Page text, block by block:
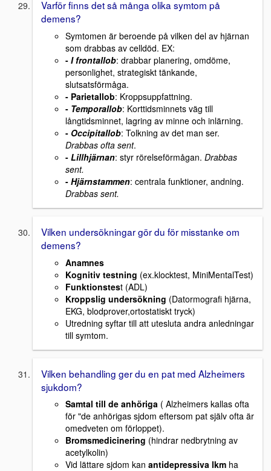
Varför finns det så många olika symtom på
demens?
Symtomen är beroende på vilken del av hjärnan
som drabbas av celldöd. EX:
- Ifrontallob: drabbar planering, omdöme,
personlighet, strategiskt tänkande,
slutsatsförmåga.
- Parietallob: Kroppsuppfattning.
- Temporallob: Korttidsminnets väg till
långtidsminnet, lagring av minne och inlärning.
- Occipitallob: Tolkning av det man ser.
Drabbas ofta sent.
- Lillhjärnan: styr rörelseförmågan. Drabbas
sent.
- Hjärnstammen: centrala funktioner, andning.
Drabbas sent.
Vilken undersökningar gör du för misstanke om
demens?
Anamnes
Kognitiv testning (ex.klocktest, MiniMentalTest)
Funktionstest (ADL)
Kroppslig undersökning (Datormografi hjärna,
EKG, blodprover,ortostatiskt tryck)
Utredning syftar till att utesluta andra anledningar
till symtom.
Vilken behandling ger du en pat med Alzheimers
sjukdom?
Samtal till de anhöriga ( Alzheimers kallas ofta
för "de anhörigas sjdom eftersom pat själv ofta är
omedveten om förloppet).
Bromsmedicinering (hindrar nedbrytning av
acetylkolin)
Vid lättare sjdom kan antidepressiva lkm ha